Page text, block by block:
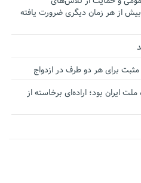
از هر زمان دیگری ضرورت یافته
برای هر دو طرف در ازدواج
ملت ایران بود؛ اراده‌ای برخاسته از